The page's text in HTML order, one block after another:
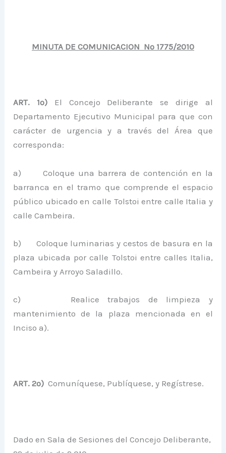
MINUTA DE COMUNICACION Nº 1775/2010
ART. 1º)El Concejo Deliberante se dirige al
Departamento Ejecutivo Municipal para que con
carácter de urgencia y a través del Área que
corresponda:
a) Coloque una barrera de contención en la
barranca en el tramo que comprende el espacio
público ubicado en calle Tolstoi entre calle Italia y
calle Cambeira.
b) Coloque luminarias y cestos de basura en la
plaza ubicada por calle Tolstoi entre calles Italia,
Cambeira y Arroyo Saladillo.
c) Realice trabajos de limpieza y
mantenimiento de la plaza mencionada en el
Inciso a).
ART. 2º) Comuníquese, Publíquese, y Regístrese.
Dado en Sala de Sesiones del Concejo Deliberante,